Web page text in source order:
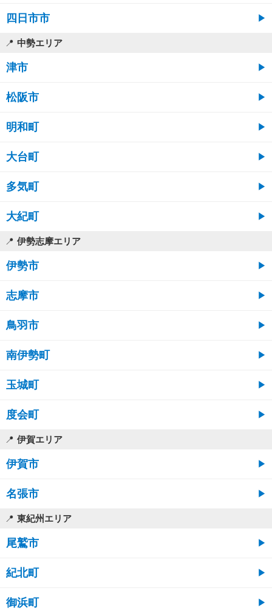
四日市市
中勢エリア
津市
松阪市
明和町
大台町
多気町
大紀町
伊勢志摩エリア
伊勢市
志摩市
鳥羽市
南伊勢町
玉城町
度会町
伊賀エリア
伊賀市
名張市
東紀州エリア
尾鷲市
紀北町
御浜町